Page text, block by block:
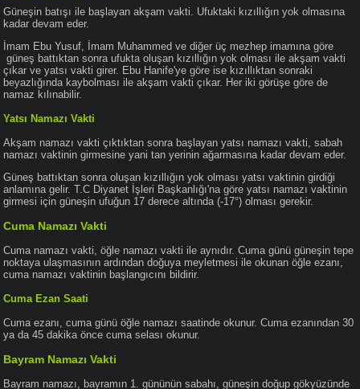
Güneşin batışı ile başlayan akşam vakti. Ufuktaki kızıllığın yok olmasına
kadar devam eder.
İmam Ebu Yusuf, İmam Muhammed ve diğer üç mezhep imamına göre
güneş battıktan sonra ufukta oluşan kızıllığın yok olması ile akşam vakti
çıkar ve yatsı vakti girer. Ebu Hanife'ye göre ise kızıllıktan sonraki
beyazlığında kaybolması ile akşam vakti çıkar. Her iki görüşe göre de
namaz kılınabilir.
Yatsı Namazı Vakti
Akşam namazı vakti çıktıktan sonra başlayan yatsı namazı vakti, sabah
namazı vaktinin girmesine yani tan yerinin ağarmasına kadar devam eder.
Güneş battıktan sonra oluşan kızıllığın yok olması yatsı vaktinin girdiği
anlamına gelir. T.C Diyanet İşleri Başkanlığı'na göre yatsı namazı vaktinin
girmesi için güneşin ufuğun 17 derece altında (-17°) olması gerekir.
Cuma Namazı Vakti
Cuma namazı vakti, öğle namazı vakti ile aynıdır. Cuma günü güneşin tepe
noktaya ulaşmasının ardından doğuya meyletmesi ile okunan öğle ezanı,
cuma namazı vaktinin başlangıcını bildirir.
Cuma Ezan Saati
Cuma ezanı, cuma günü öğle namazı saatinde okunur. Cuma ezanından 30
ya da 45 dakika önce cuma selası okunur.
Bayram Namazı Vakti
Bayram namazı, bayramın 1. gününün sabahı, güneşin doğup gökyüzünde